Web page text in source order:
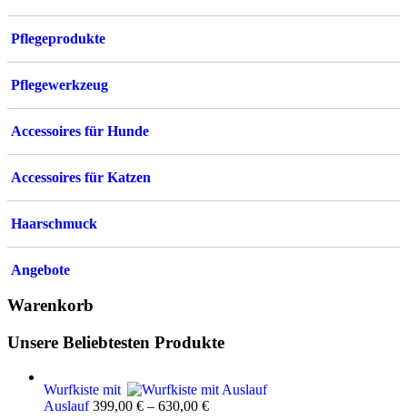
Pflegeprodukte
Pflegewerkzeug
Accessoires für Hunde
Accessoires für Katzen
Haarschmuck
Angebote
Warenkorb
Unsere Beliebtesten Produkte
Wurfkiste mit
Auslauf 399,00 € – 630,00 €